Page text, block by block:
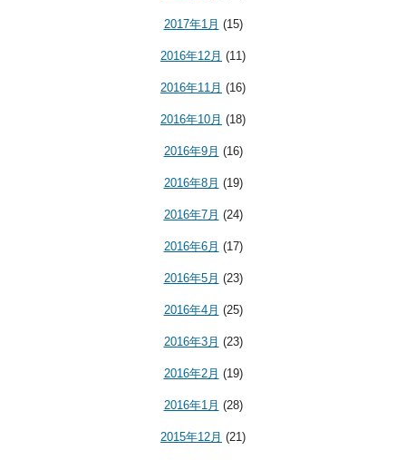
2017年1月 (15)
2016年12月 (11)
2016年11月 (16)
2016年10月 (18)
2016年9月 (16)
2016年8月 (19)
2016年7月 (24)
2016年6月 (17)
2016年5月 (23)
2016年4月 (25)
2016年3月 (23)
2016年2月 (19)
2016年1月 (28)
2015年12月 (21)